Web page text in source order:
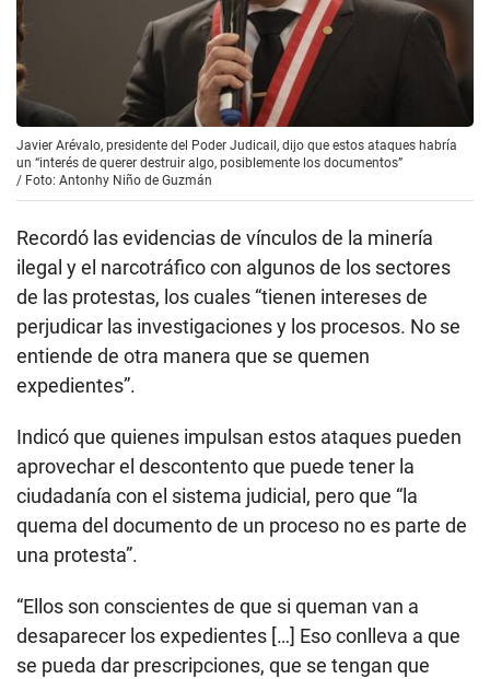
Javier Arévalo, presidente del Poder Judicail, dijo que estos ataques habría
un “interés de querer destruir algo, posiblemente los documentos”
/ Foto: Antonhy Niño de Guzmán
Recordó las evidencias de vínculos de la minería
ilegal y el narcotráfico con algunos de los sectores
de las protestas, los cuales “tienen intereses de
perjudicar las investigaciones y los procesos. No se
entiende de otra manera que se quemen
expedientes”.
Indicó que quienes impulsan estos ataques pueden
aprovechar el descontento que puede tener la
ciudadanía con el sistema judicial, pero que “la
quema del documento de un proceso no es parte de
una protesta”.
“Ellos son conscientes de que si queman van a
desaparecer los expedientes […] Eso conlleva a que
se pueda dar prescripciones, que se tengan que